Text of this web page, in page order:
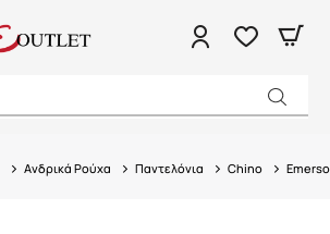
Ανδρικά Ρούχα Παντελόνια Chino